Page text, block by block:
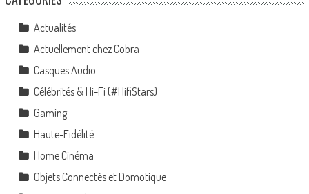
Actualités
Actuellement chez Cobra
Casques Audio
Célébrités & Hi-Fi (#HifiStars)
Gaming
Haute-Fidélité
Home Cinéma
Objets Connectés et Domotique